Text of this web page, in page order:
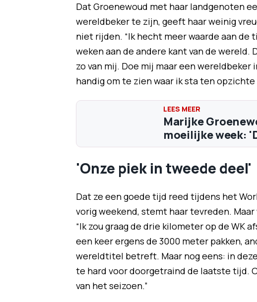
Dat Groenewoud met haar landgenoten
wereldbeker te zijn, geeft haar weinig
niet rijden. “Ik hecht meer waarde aan
weken aan de andere kant van de wereld.
zo van mij. Doe mij maar een
handig om te zien waar ik sta ten
Marijke
moeilijke week:
'Onze piek in tweede deel'
Dat ze een goede tijd reed tijdens het
vorig weekend, stemt haar tevreden.
“Ik zou graag de drie kilometer op de WK
een keer ergens de 3000 meter pakken,
wereldtitel betreft. Maar nog eens: in
te hard voor doorgetraind de laatste tijd.
van het seizoen.”